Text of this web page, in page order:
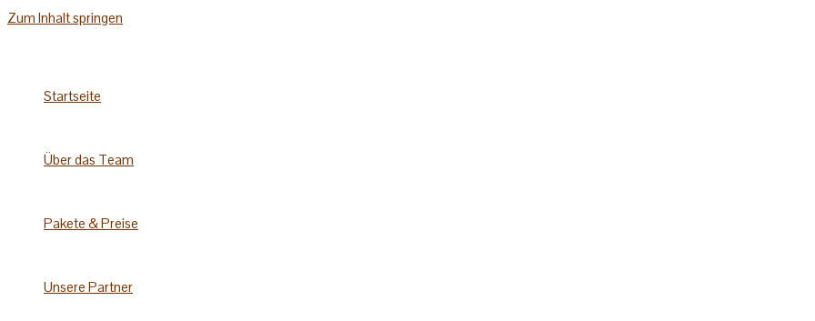
Zum Inhalt springen
Startseite
Über das Team
Pakete & Preise
Unsere Partner